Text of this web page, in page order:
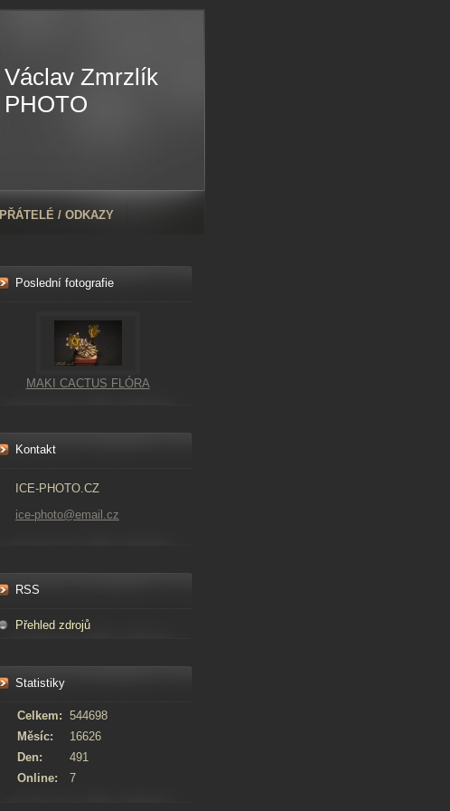
Václav Zmrzlík
PHOTO
PŘÁTELÉ / ODKAZY
Poslední fotografie
MAKI CACTUS FLÓRA
Kontakt
ICE-PHOTO.CZ
ice-photo@email.cz
RSS
Přehled zdrojů
Statistiky
Online: 7
Celkem: 544698
Měsíc:
16626
Den:
491